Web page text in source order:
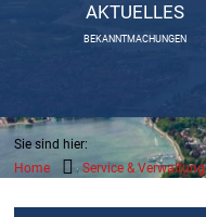
AKTUELLES
BEKANNTMACHUNGEN
Sie sind hier:
Home
Service & Verwaltung